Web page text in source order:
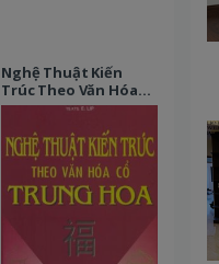
Nghệ Thuật Kiến
Trúc Theo Văn Hóa
Cổ Trung Hoa